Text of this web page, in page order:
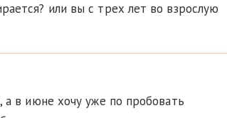
или вы с трех лет во взрослую
в июне хочу уже по пробовать